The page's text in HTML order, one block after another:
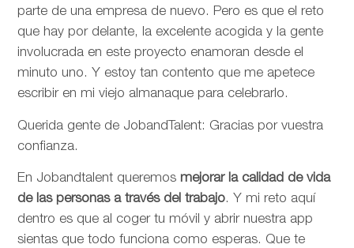
parte de una empresa de nuevo. Pero es que el reto
que hay por delante, la excelente acogida y la gente
involucrada en este proyecto enamoran desde el
minuto uno. Y estoy tan contento que me apetece
escribir en mi viejo almanaque para celebrarlo.
Querida gente de JobandTalent: Gracias por vuestra
confianza.
En Jobandtalent queremos mejorar la calidad de vida
de las personas a través del trabajo. Y mi reto aquí
dentro es que al coger tu móvil y abrir nuestra app
sientas que todo funciona como esperas. Que te